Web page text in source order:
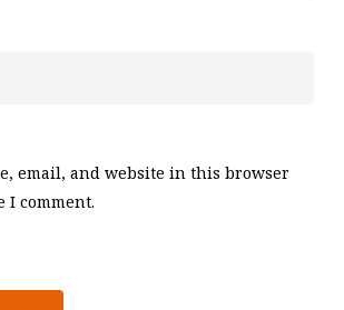
email, and website in this browser
I comment.